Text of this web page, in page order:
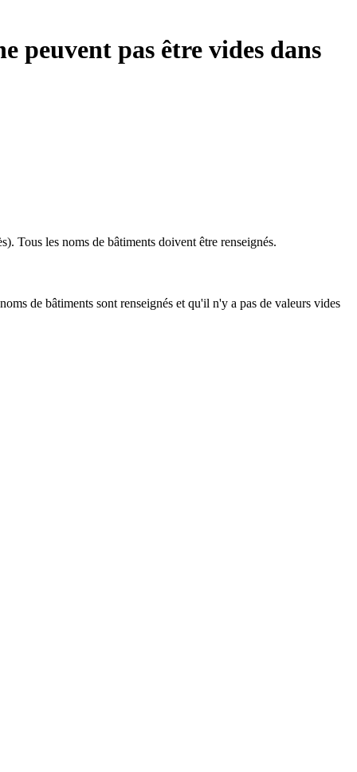
peuvent pas être vides dans
Tous les noms de bâtiments doivent être renseignés.
de bâtiments sont renseignés et qu'il n'y a pas de valeurs vides